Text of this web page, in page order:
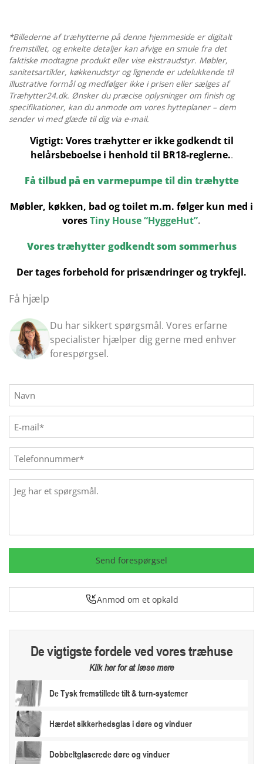
x
4
m
antal
*Billederne af træhytterne på denne hjemmeside er digitalt
fremstillet, og enkelte detaljer kan afvige en smule fra det
faktiske modtagne produkt eller vise ekstraudstyr. Møbler,
sanitetsartikler, køkkenudstyr og lignende er udelukkende til
illustrative formål og medfølger ikke i prisen eller sælges af
Træhytter24.dk. Ønsker du præcise oplysninger om finish og
specifikationer, kan du anmode om vores hytteplaner – dem
sender vi med glæde til dig via e-mail.
Vigtigt: Vores træhytter er ikke godkendt til
helårsbeboelse i henhold til BR18-reglerne..
Få tilbud på en varmepumpe til din træhytte
Møbler, køkken, bad og toilet m.m. følger kun med i
voresTiny House “HyggeHut”.
Vores træhytter godkendt som sommerhus
Der tages forbehold for prisændringer og trykfejl.
Få hjælp
Du har sikkert spørgsmål. Vores erfarne
specialister hjælper dig gerne med enhver
forespørgsel.
Name
E-
mail(Påkrævet)
Phone
Message
Send forespørgsel
Anmod om et opkald
De vigtigste fordele ved vores træhuse
Klik her for at læse mere
De Tysk fremstillede tilt & turn-systemer
Hærdet sikkerhedsglas i døre og vinduer
Dobbeltglaserede døre og vinduer